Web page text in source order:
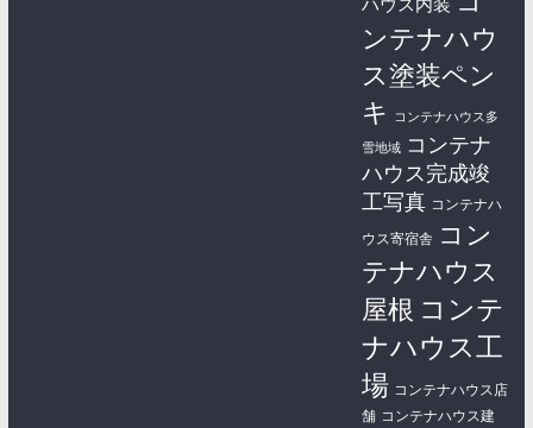
ンテナハウ
ス塗装ペン
キ コンテナハウス多
雪地域 コンテナ
ハウス完成竣
工写真 コンテナハ
ウス寄宿舎 コン
テナハウス
屋根 コンテ
ナハウス工
場 コンテナハウス店
舗 コンテナハウス建